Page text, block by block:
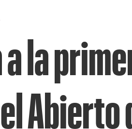
a la
Abierto